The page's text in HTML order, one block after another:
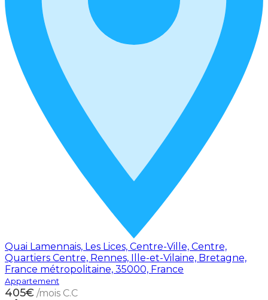
Quai Lamennais, Les Lices, Centre-Ville, Centre,
Quartiers Centre, Rennes, Ille-et-Vilaine, Bretagne,
France métropolitaine, 35000, France
Appartement
405€ /mois C.C